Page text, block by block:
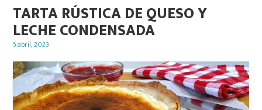
TARTA RÚSTICA DE QUESO Y
LECHE CONDENSADA
Posted
6 abril, 2023